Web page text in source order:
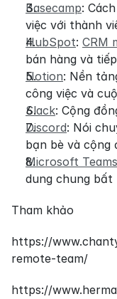
Basecamp:
việc với thành
HubSpot: CRM
bán hàng và
Notion: Nền
công việc và
Slack: Cộng
Discord: Nói
bạn bè và cộng
Microsoft Teams
dung chung bất
Tham khảo
https://
remote-team/
https://